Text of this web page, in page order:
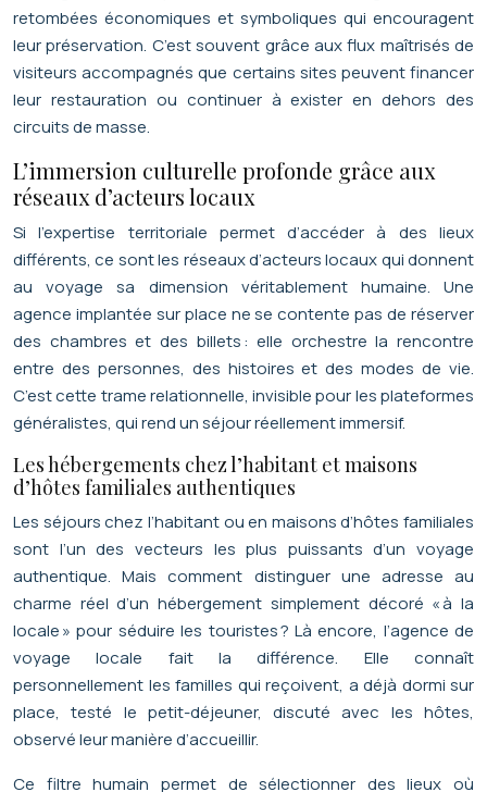
retombées économiques et symboliques qui encouragent
leur préservation. C’est souvent grâce aux flux maîtrisés de
visiteurs accompagnés que certains sites peuvent financer
leur restauration ou continuer à exister en dehors des
circuits de masse.
L’immersion culturelle profonde grâce aux
réseaux d’acteurs locaux
Si l’expertise territoriale permet d’accéder à des lieux
différents, ce sont les réseaux d’acteurs locaux qui donnent
au voyage sa dimension véritablement humaine. Une
agence implantée sur place ne se contente pas de réserver
des chambres et des billets : elle orchestre la rencontre
entre des personnes, des histoires et des modes de vie.
C’est cette trame relationnelle, invisible pour les plateformes
généralistes, qui rend un séjour réellement immersif.
Les hébergements chez l’habitant et maisons
d’hôtes familiales authentiques
Les séjours chez l’habitant ou en maisons d’hôtes familiales
sont l’un des vecteurs les plus puissants d’un voyage
authentique. Mais comment distinguer une adresse au
charme réel d’un hébergement simplement décoré « à la
locale » pour séduire les touristes ? Là encore, l’agence de
voyage locale fait la différence. Elle connaît
personnellement les familles qui reçoivent, a déjà dormi sur
place, testé le petit-déjeuner, discuté avec les hôtes,
observé leur manière d’accueillir.
Ce filtre humain permet de sélectionner des lieux où